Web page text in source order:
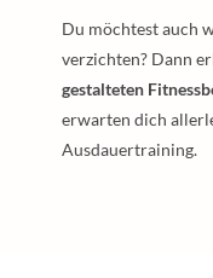
Du möchtest auch
verzichten? Dann
gestalteten
erwarten dich
Ausdauertraining.